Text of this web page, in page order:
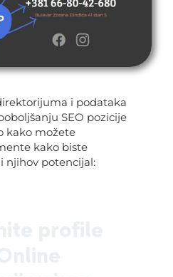
i podataka
SEO pozicije
kako možete
kako biste
njihov potencijal: